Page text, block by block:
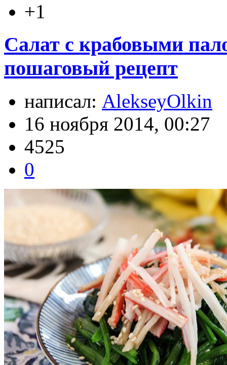
+1
Салат с крабовыми
пошаговый рецепт
написал: AlekseyOlkin
16 ноября 2014, 00:27
4525
0